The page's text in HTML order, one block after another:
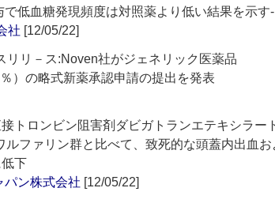
低血糖発現頻度は対照薬より低い結果を示す-
社 [12/05/22]
リリ－ス:Noven社がジェネリック医薬品
）の略式新薬承認申請の提出を発表
トロンビン阻害剤ダビガトランエテキシラー
ルファリン群と比べて、致死的な頭蓋内出血
下
パン株式会社 [12/05/22]